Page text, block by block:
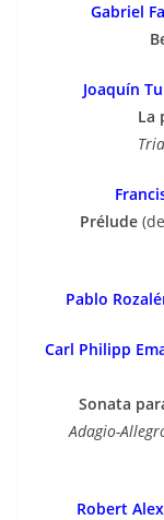
Gabriel
Joaquín
La
Prélude(de
Pablo
Carl Philipp
Sonata
Adagio-
Robert